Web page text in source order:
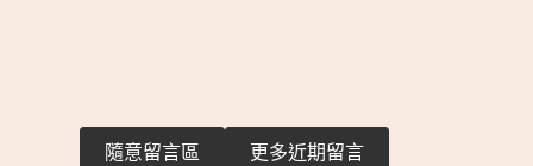
隨意留言區 更多近期留言